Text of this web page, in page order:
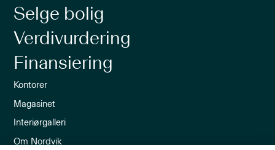
Selge bolig
Verdivurdering
Finansiering
Kontorer
Magasinet
Interiørgalleri
Om Nordvik